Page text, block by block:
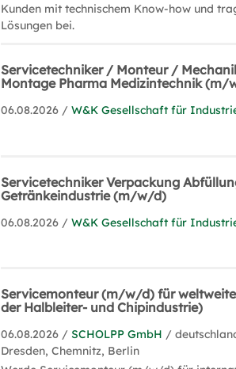
Kunden mit technischem Know-how und
Lösungen bei.
Servicetechniker / Monteur /
Montage Pharma Medizintechnik (m/
06.08.2026 /W&K Gesellschaft für
Servicetechniker Verpackung
Getränkeindustrie (m/w/d)
06.08.2026 /W&K Gesellschaft für
Servicemonteur (m/w/d) für
der Halbleiter- und Chipindustrie)
06.08.2026 /SCHOLPP GmbH /
Dresden, Chemnitz, Berlin